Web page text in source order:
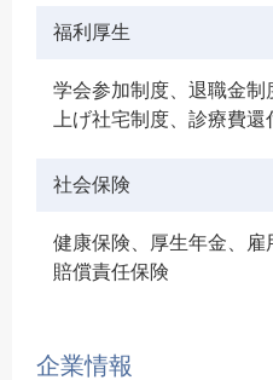
福利厚生
学会参加制度、退職金
上げ社宅制度、診療費
社会保険
健康保険、厚生年金、
賠償責任保険
企業情報